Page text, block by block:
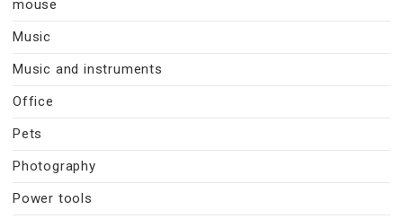
mouse
Music
Music and instruments
Office
Pets
Photography
Power tools